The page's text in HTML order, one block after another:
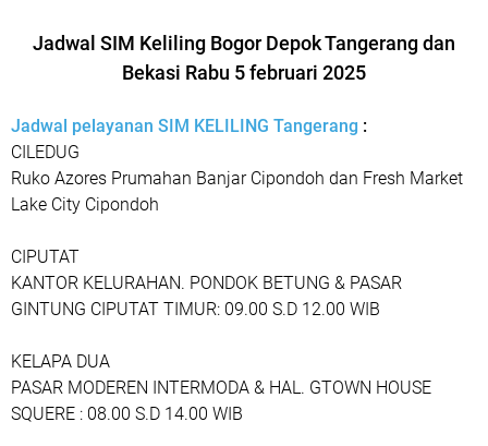
Jadwal SIM Keliling Bogor Depok Tangerang dan
Bekasi Rabu 5 februari 2025
Jadwal pelayanan SIM KELILING Tangerang :
CILEDUG
Ruko Azores Prumahan Banjar Cipondoh dan Fresh Market
Lake City Cipondoh
CIPUTAT
KANTOR KELURAHAN. PONDOK BETUNG & PASAR
GINTUNG CIPUTAT TIMUR: 09.00 S.D 12.00 WIB
KELAPA DUA
PASAR MODEREN INTERMODA & HAL. GTOWN HOUSE
SQUERE : 08.00 S.D 14.00 WIB